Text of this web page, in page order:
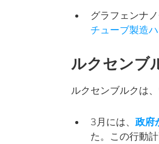
グラフェンナ
チューブ製造
ルクセンブ
ルクセンブルクは
3月には、 政府
た。この行動